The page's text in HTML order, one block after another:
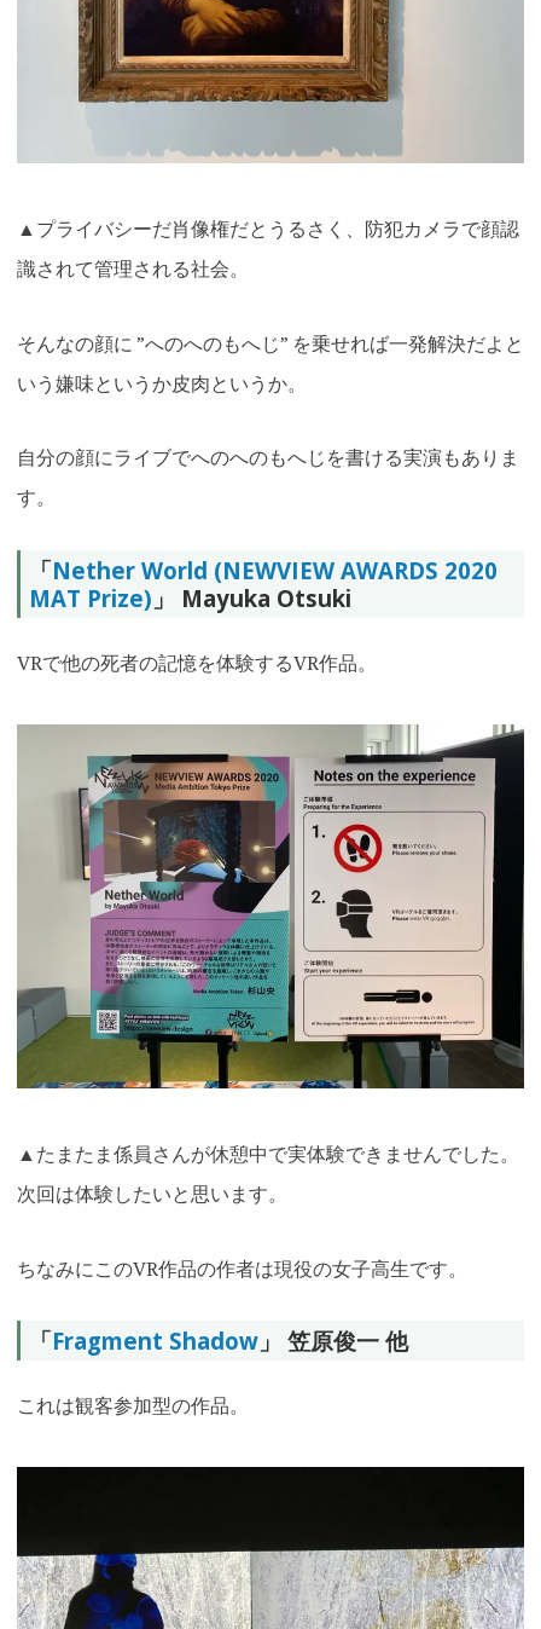
▲プライバシーだ肖像権だとうるさく、防犯カメラで顔認
識されて管理される社会。
そんなの顔に ”へのへのもへじ” を乗せれば一発解決だよと
いう嫌味というか皮肉というか。
自分の顔にライブでへのへのもへじを書ける実演もありま
す。
「Nether World (NEWVIEW AWARDS 2020
MAT Prize) 」 Mayuka Otsuki
VRで他の死者の記憶を体験するVR作品。
▲たまたま係員さんが休憩中で実体験できませんでした。
次回は体験したいと思います。
ちなみにこのVR作品の作者は現役の女子高生です。
「Fragment Shadow」 笠原俊一 他
これは観客参加型の作品。